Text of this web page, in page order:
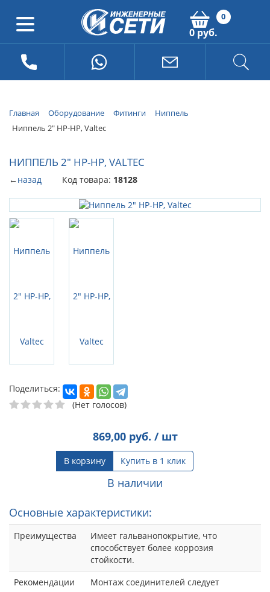
0
0 руб.
Главная Оборудование Фитинги
Ниппель
Ниппель 2" НР-НР, Valtec
НИППЕЛЬ 2" НР-НР, VALTEC
←назад Код товара: 18128
Поделиться:
(Нет голосов)
869,00руб. / шт
В корзину Купить в 1 клик
В наличии
Основные характеристики:
Преимущества
Имеет гальванопокрытие, что
способствует более коррозия
стойкости.
Рекомендации
Монтаж соединителей следует